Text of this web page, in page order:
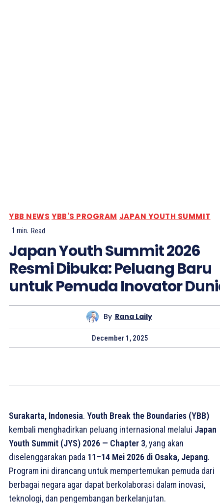
YBB NEWS YBB'S PROGRAM JAPAN YOUTH SUMMIT
1 min. Read
Japan Youth Summit 2026
Resmi Dibuka: Peluang Baru
untuk Pemuda Inovator
By Rana Laily
December 1, 2025
Surakarta, Indonesia. Youth Break the Boundaries (YBB)
kembali menghadirkan peluang internasional melalui Japan
Youth Summit (JYS) 2026 — Chapter 3, yang akan
diselenggarakan pada 11–14 Mei 2026 di Osaka, Jepang.
Program ini dirancang untuk mempertemukan pemuda dari
berbagai negara agar dapat berkolaborasi dalam inovasi,
teknologi, dan pengembangan berkelanjutan.